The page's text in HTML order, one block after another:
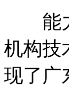
能力
机构技
现了广